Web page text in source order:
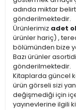
adında miktar
gönderilmektedir.
Ürünlerimiz adet
ürünler hariç) ,
bölümünden bize
Bazı ürünler
gönderilmektedir.
Kitaplarda güncel
ürün görseli sizi
değişmediği için
yayınevlerine ilgili